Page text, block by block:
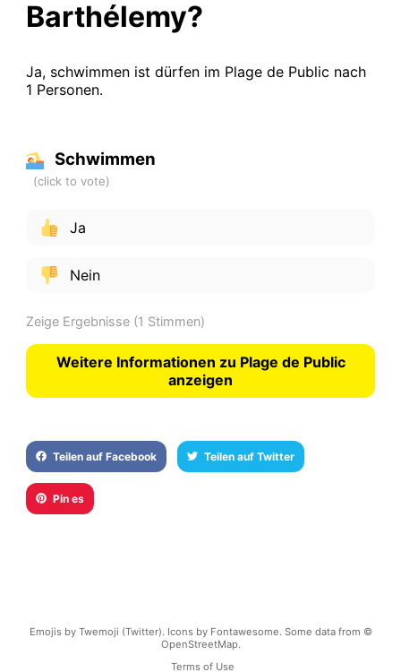
Barthélemy?
Ja, schwimmen ist dürfen im Plage de Public nach
1 Personen.
Schwimmen
Ja
Nein
Zeige Ergebnisse(1 Stimmen)
Weitere Informationen zu Plage de Public
anzeigen
Teilen auf Facebook Teilen auf Twitter
Pin es
Emojis by Twemoji (Twitter). Icons by Fontawesome. Some data from ©
OpenStreetMap.
Terms of Use